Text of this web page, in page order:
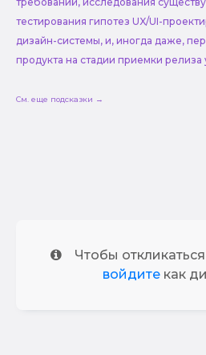
тестирования гипотез UX/UI-
дизайн-системы, и, иногда даже,
продукта на стадии приемки
См. еще подсказки →
Чтобы
войдитекак